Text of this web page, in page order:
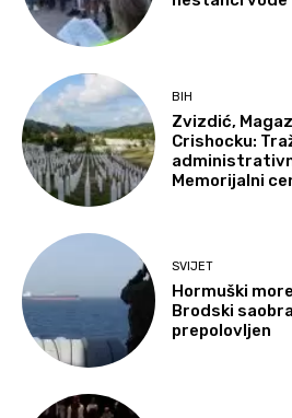
BIH
Zvizdić,
Crishocku:
Memorijalni
SVIJET
Hormuški
Brodski
prepolovljen